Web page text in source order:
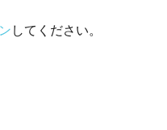
してください。